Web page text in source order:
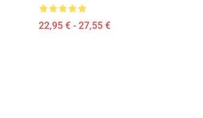
22,95 € - 27,55 €